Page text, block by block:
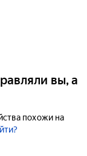
вы, а
похожи на